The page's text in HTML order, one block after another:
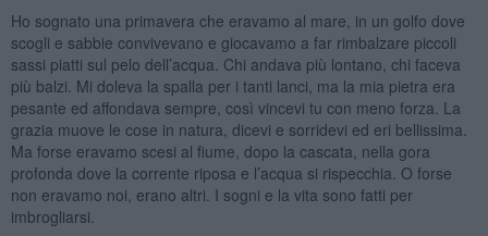
Ho sognato una primavera che eravamo al mare, in un golfo dove
scogli e sabbie convivevano e giocavamo a far rimbalzare piccoli
sassi piatti sul pelo dell’acqua. Chi andava più lontano, chi faceva
più balzi. Mi doleva la spalla per i tanti lanci, ma la mia pietra era
pesante ed affondava sempre, così vincevi tu con meno forza. La
grazia muove le cose in natura, dicevi e sorridevi ed eri bellissima.
Ma forse eravamo scesi al fiume, dopo la cascata, nella gora
profonda dove la corrente riposa e l’acqua si rispecchia. O forse
non eravamo noi, erano altri. I sogni e la vita sono fatti per
imbrogliarsi.